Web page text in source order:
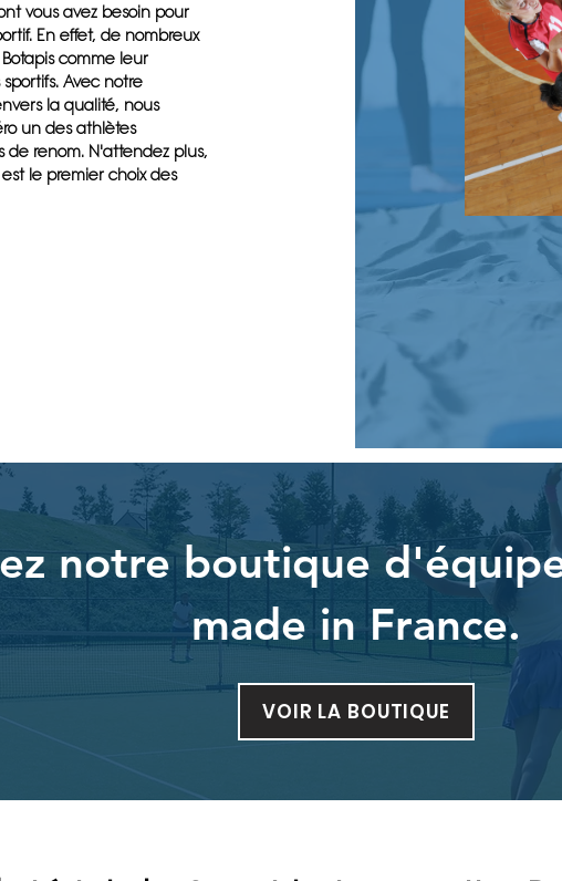
vous avez besoin pour
En effet, de nombreux
comme leur
Avec notre
la qualité, nous
un des athlètes
de renom. N'attendez plus,
le premier choix des
notre boutique
made in France.
VOIR LA BOUTIQUE